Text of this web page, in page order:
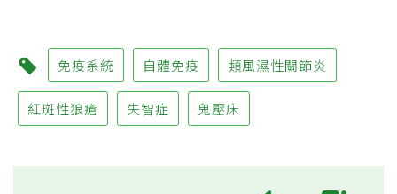
免疫系統 自體免疫 類風濕性關節炎
紅斑性狼瘡 失智症 鬼壓床